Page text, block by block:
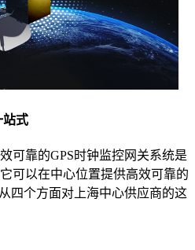
站式
可靠的GPS时钟监控网关系统是
可以在中心位置提供高效可靠的
四个方面对上海中心供应商的这